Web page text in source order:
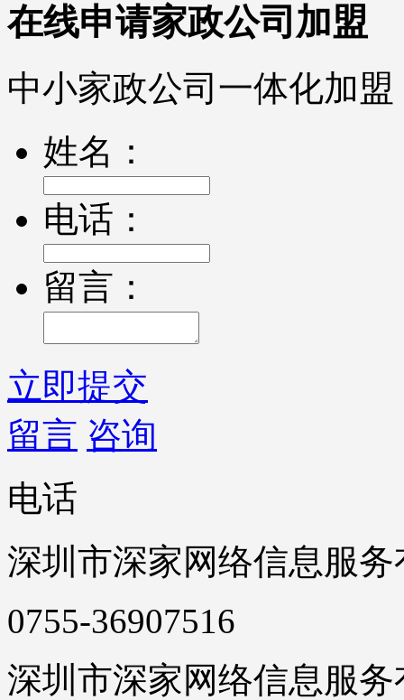
在线申请家政公司加盟
中小家政公司一体化加
姓名：
电话：
留言：
立即提交
留言 咨询
电话
深圳市深家网络信息服
0755-36907516
深圳市深家网络信息服